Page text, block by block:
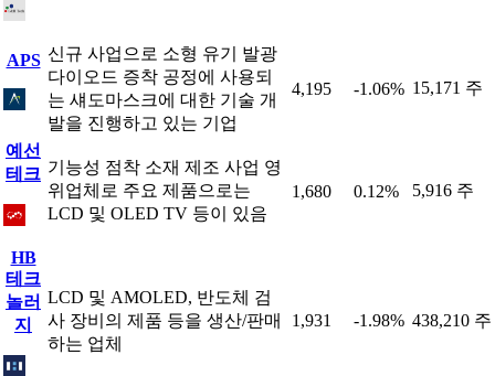
APS 신규 사업으로 소형 유기 발광
다이오드 증착 공정에 사용되
는 섀도마스크에 대한 기술 개
발을 진행하고 있는 기업
4,195 -1.06% 15,171 주
예선
테크 기능성 점착 소재 제조 사업 영
위업체로 주요 제품으로는
LCD 및 OLED TV 등이 있음
1,680 0.12% 5,916 주
HB
테크
놀러
지
LCD 및 AMOLED, 반도체 검
사 장비의 제품 등을 생산/판매
하는 업체
1,931 -1.98% 438,210 주